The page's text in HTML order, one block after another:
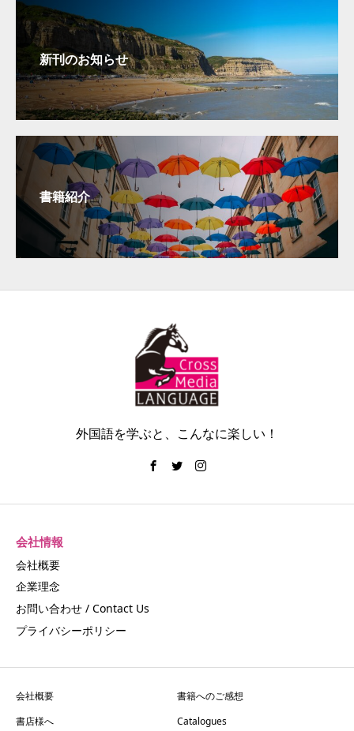
新刊のお知らせ
書籍紹介
外国語を学ぶと、こんなに楽しい！
会社情報
会社概要
企業理念
お問い合わせ / Contact Us
プライバシーポリシー
会社概要
書籍へのご感想
書店様へ
Catalogues